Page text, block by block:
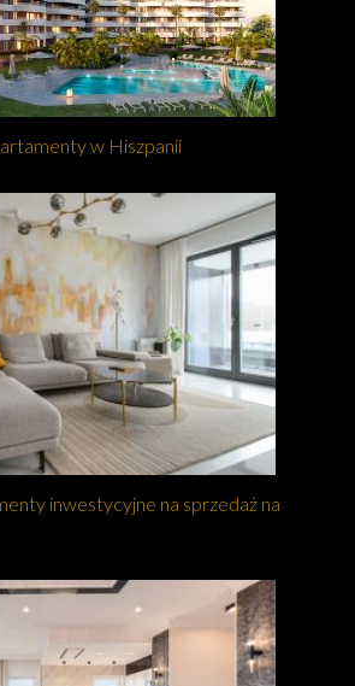
w Hiszpanii
inwestycyjne na sprzedaż na